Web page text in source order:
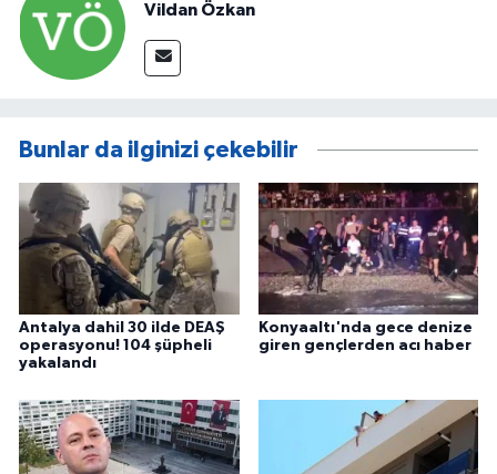
Vildan Özkan
Bunlar da ilginizi çekebilir
Antalya dahil 30 ilde DEAŞ
operasyonu! 104 şüpheli
yakalandı
Konyaaltı'nda gece denize
giren gençlerden acı haber